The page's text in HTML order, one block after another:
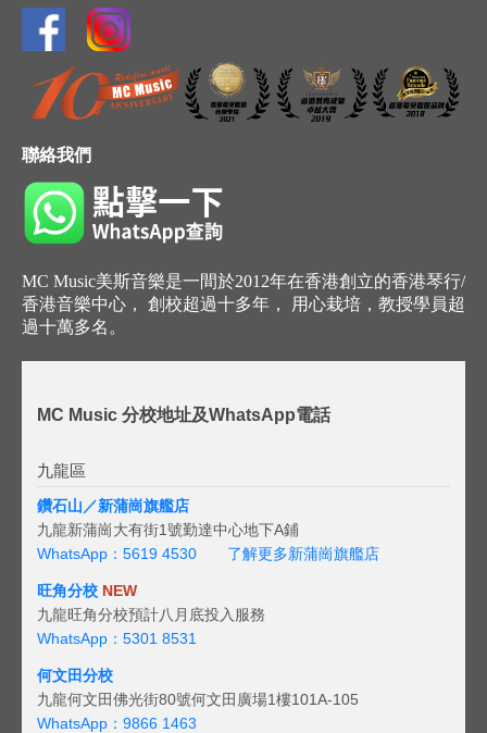
聯絡我們
MC Music美斯音樂是一間於2012年在香港創立的香港琴行/
香港音樂中心， 創校超過十多年， 用心栽培，教授學員超
過十萬多名。
MC Music 分校地址及WhatsApp電話
九龍區
鑽石山／新蒲崗旗艦店
九龍新蒲崗大有街1號勤達中心地下A鋪
WhatsApp：5619 4530
了解更多新蒲崗旗艦店
旺角分校 NEW
九龍旺角分校預計八月底投入服務
WhatsApp：5301 8531
何文田分校
九龍何文田佛光街80號何文田廣場1樓101A-105
WhatsApp：9866 1463